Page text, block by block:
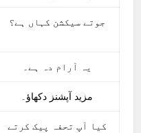
جوتے سیکشن کہاں ہے؟
یہ آرام دہ ہے۔
مزید آپشنز دکھاؤ۔
کیا آپ تحفہ پیک کرتے